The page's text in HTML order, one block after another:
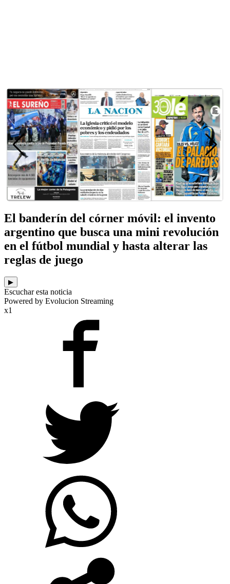
El banderín del córner móvil: el invento
argentino que busca una mini revolución
en el fútbol mundial y hasta alterar las
reglas de juego
▶
Escuchar esta noticia
Powered by Evolucion Streaming
x1